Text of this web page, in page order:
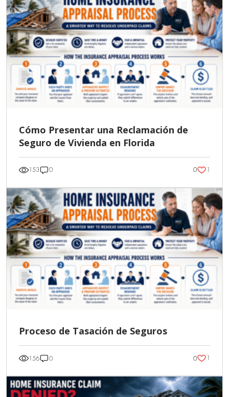
Cómo Presentar una Reclamación de
Seguro de Vivienda en Florida
153 0 0 1
Proceso de Tasación de Seguros
156 0 0 1